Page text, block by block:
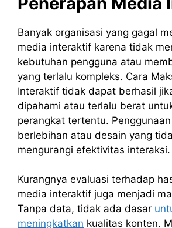
Banyak organisasi yang gagal
media interaktif karena tidak
kebutuhan pengguna atau
yang terlalu kompleks. Cara
Interaktif tidak dapat berhasil
dipahami atau terlalu berat
perangkat tertentu.
berlebihan atau desain yang
mengurangi efektivitas interaksi.
Kurangnya evaluasi terhadap
media interaktif juga menjadi
Tanpa data, tidak ada dasar
meningkatkan kualitas konten.